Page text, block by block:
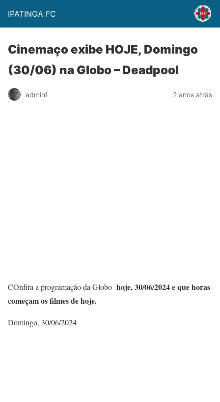
IPATINGA FC
Cinemaço exibe HOJE, Domingo
(30/06) na Globo – Deadpool
admin1 2 anos atrás
COnfira a programação da Globo hoje, 30/06/2024 e que horas
começam os filmes de hoje.
Domingo, 30/06/2024